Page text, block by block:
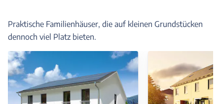
Praktische Familienhäuser, die auf kleinen Grundstücken
dennoch viel Platz bieten.